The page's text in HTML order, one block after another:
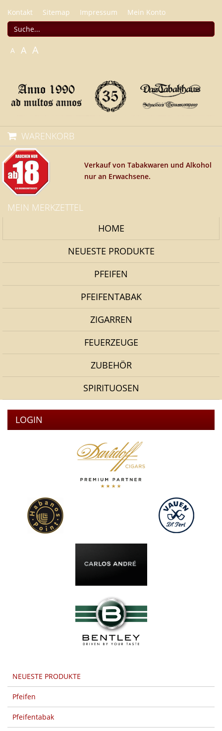
Kontakt Sitemap Impressum Mein Konto
A A A
WARENKORB
Verkauf von Tabakwaren und Alkohol
nur an Erwachsene.
MEIN MERKZETTEL
HOME
NEUESTE PRODUKTE
PFEIFEN
PFEIFENTABAK
ZIGARREN
FEUERZEUGE
ZUBEHÖR
SPIRITUOSEN
LOGIN
NEUESTE PRODUKTE
Pfeifen
Pfeifentabak